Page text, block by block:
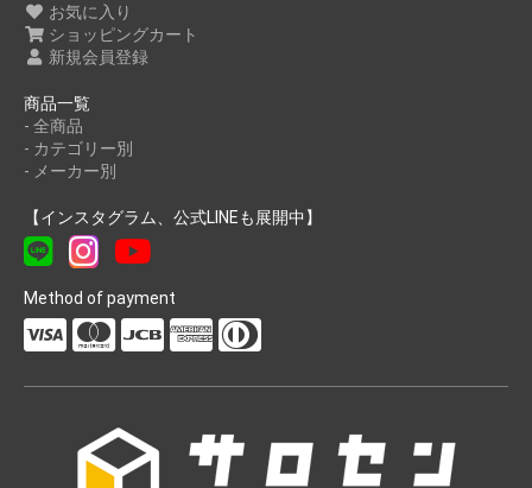
お気に入り
ショッピングカート
新規会員登録
商品一覧
- 全商品
- カテゴリー別
- メーカー別
【インスタグラム、公式LINEも展開中】
Method of payment